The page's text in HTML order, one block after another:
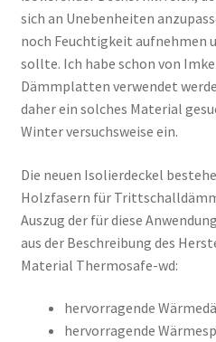
sich an Unebenheiten
noch Feuchtigkeit aufnehmen
sollte. Ich habe schon von
Dämmplatten verwendet
daher ein solches Material
Winter versuchsweise ein.
Die neuen Isolierdeckel
Holzfasern für
Auszug der für diese
aus der Beschreibung des
Material Thermosafe-wd:
hervorragende
hervorragende